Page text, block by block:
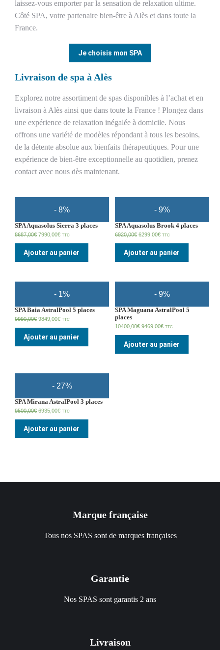
laissez-vous emporter par la sensation de relaxation ultime.
Côté SPA, votre partenaire bien-être à Alès et dans toute la
France.
Je choisis mon SPA
Livraison de spa à Alès
Explorez notre assortiment de spas disponibles à l’achat et en
livraison à Alès ainsi que dans toute la France ! Plongez dans
une expérience de relaxation inégalée à domicile. Nous
offrons une variété de modèles répondant à tous les besoins,
de la détente absolue aux bienfaits thérapeutiques. Pour une
expérience de bien-être exceptionnelle au quotidien, prenez
contact avec nous dès maintenant.
- 8%
SPA Aquasolus Sierra 3 places
8687,00€ 7990,00€ TTC
Ajouter au panier
- 9%
SPA Aquasolus Brook 4 places
6920,00€ 6299,00€ TTC
Ajouter au panier
- 1%
SPA Baia AstralPool 5 places
9990,00€ 9849,00€ TTC
Ajouter au panier
- 9%
SPA Maguana AstralPool 5
places
10400,00€ 9469,00€ TTC
Ajouter au panier
- 27%
SPA Mirana AstralPool 3 places
9500,00€ 6935,00€ TTC
Ajouter au panier
Marque française
Tous nos SPAS sont de marques françaises
Garantie
Nos SPAS sont garantis 2 ans
Livraison